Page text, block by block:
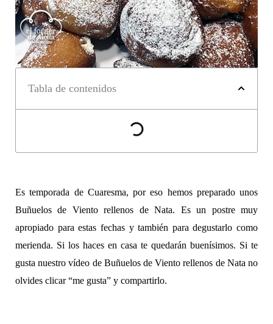
Tabla de contenidos
Es temporada de Cuaresma, por eso hemos preparado unos
Buñuelos de Viento rellenos de Nata. Es un postre muy
apropiado para estas fechas y también para degustarlo como
merienda. Si los haces en casa te quedarán buenísimos. Si te
gusta nuestro vídeo de Buñuelos de Viento rellenos de Nata no
olvides clicar “me gusta” y compartirlo.